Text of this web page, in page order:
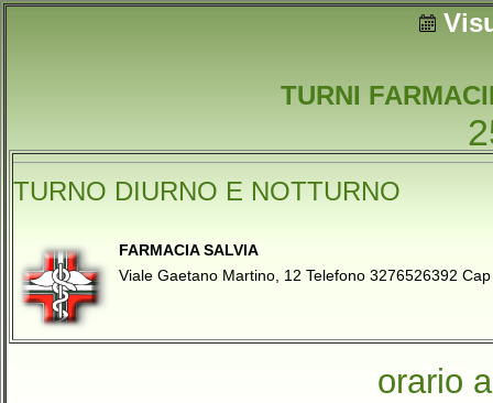
TURNI
TURNO DIURNO E NOTTURNO
FARMACIA SALVIA
Viale Gaetano Martino, 12 Telefono 3276526392
orario